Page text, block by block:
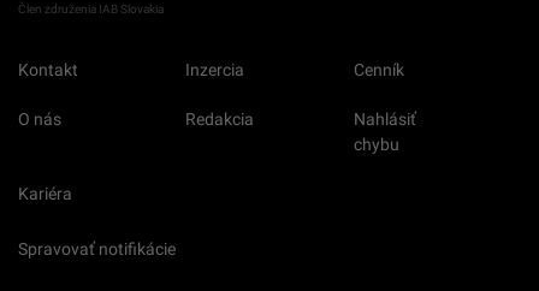
Člen združenia IAB Slovakia
Kontakt Inzercia Cenník
O nás Redakcia
Nahlásiť
chybu
Kariéra
Spravovať notifikácie